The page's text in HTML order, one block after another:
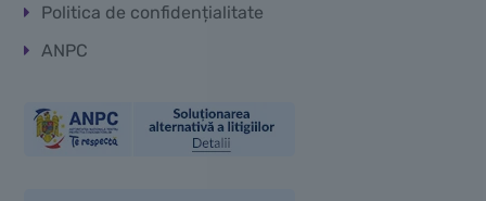
Politica de confidențialitate
ANPC